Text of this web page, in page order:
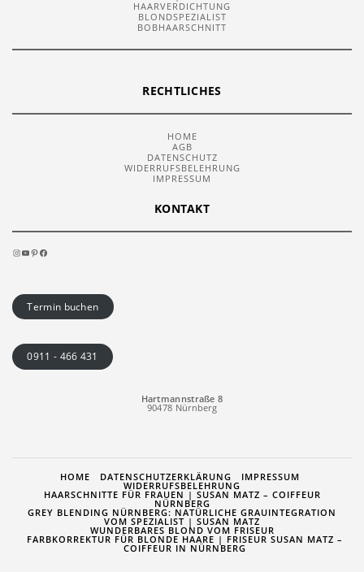
HAARVERDICHTUNG
BLONDSPEZIALIST
BOBHAARSCHNITT
RECHTLICHES
HOME
AGB
DATENSCHUTZ
WIDERRUFSBELEHRUNG
IMPRESSUM
KONTAKT
INSTAGRAM
YOUTUBE
PINTEREST
FACEBOOK
Termin buchen
0911 - 466 431
Hartmannstraße 8
90478 Nürnberg
HOME DATENSCHUTZERKLÄRUNG IMPRESSUM
WIDERRUFSBELEHRUNG
HAARSCHNITTE FÜR FRAUEN | SUSAN MATZ – COIFFEUR
NÜRNBERG
GREY BLENDING NÜRNBERG: NATÜRLICHE GRAUINTEGRATION
VOM SPEZIALIST | SUSAN MATZ
WUNDERBARES BLOND VOM FRISEUR
FARBKORREKTUR FÜR BLONDE HAARE | FRISEUR SUSAN MATZ –
COIFFEUR IN NÜRNBERG